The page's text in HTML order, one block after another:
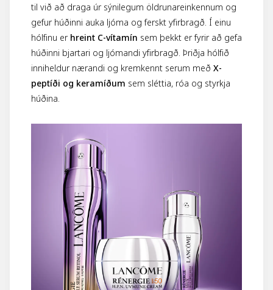
til við að draga úr sýnilegum öldrunareinkennum og
gefur húðinni auka ljóma og ferskt yfirbragð. Í einu
hólfinu er hreint C-vítamín sem þekkt er fyrir að gefa
húðinni bjartari og ljómandi yfirbragð. Þriðja hólfið
inniheldur nærandi og kremkennt serum með X-
peptíði og keramíðum sem sléttia, róa og styrkja
húðina.